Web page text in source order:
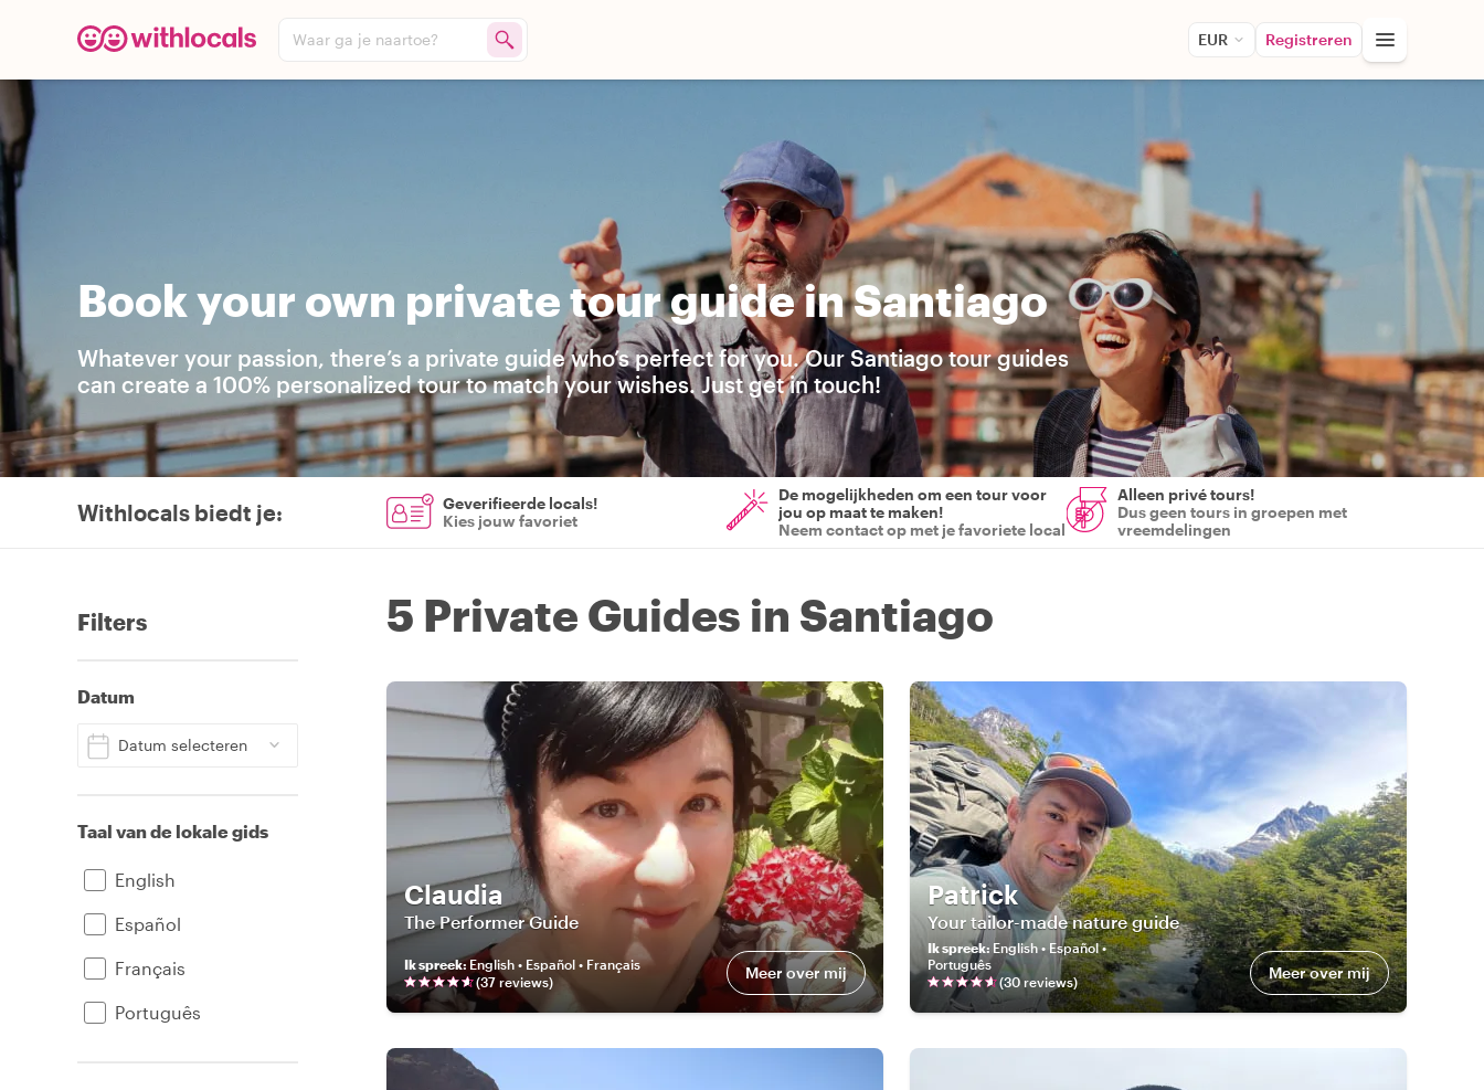
Waar ga je naartoe? EUR Registreren
Book your own private tour guide in Santiago
Whatever your passion, there’s a private guide who’s perfect for you. Our Santiago tour guides
can create a 100% personalized tour to match your wishes. Just get in touch!
Withlocals biedt je:
Geverifieerde locals!
Kies jouw favoriet
De mogelijkheden om een tour voor
jou op maat te maken!
Neem contact op met je favoriete local
Alleen privé tours!
Dus geen tours in groepen met
vreemdelingen
Filters
Datum
Datum selecteren
Taal van de lokale gids
English
Español
Français
Português
5 Private Guides in Santiago
Claudia
The Performer Guide
Ik spreek:English • Español • Français
(37 reviews) Meer over mij
Patrick
Your tailor-made nature guide
Ik spreek: English • Español •
Português
(30reviews) Meer over mij